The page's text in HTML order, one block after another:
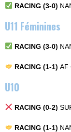
RACING (3-0)
U11 Féminines
RACING (3-0)
RACING (1-1) AF
U10
RACING (0-2)
RACING (1-1)